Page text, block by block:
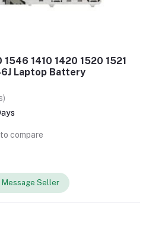
1410 1420 1520 1521
Laptop Battery
compare
Message Seller